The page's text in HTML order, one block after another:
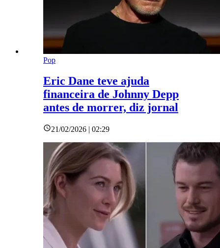
Pop
Eric Dane teve ajuda
financeira de Johnny Depp
antes de morrer, diz jornal
21/02/2026 | 02:29